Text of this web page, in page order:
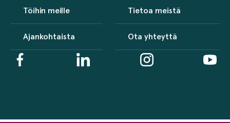
Töihin meille Tietoa meistä
Ajankohtaista Ota yhteyttä